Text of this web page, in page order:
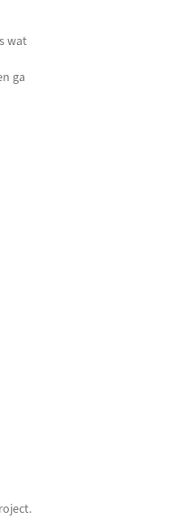
wat
ga